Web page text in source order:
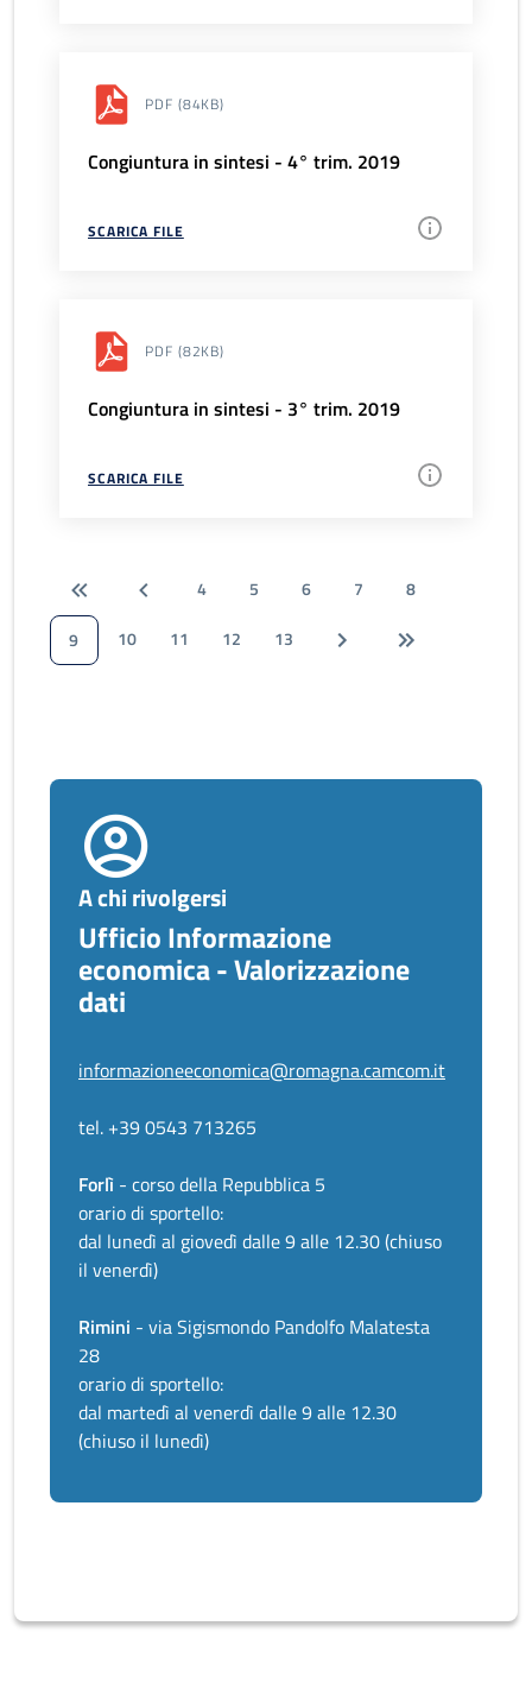
PDF (84KB)
Congiuntura in sintesi - 4° trim. 2019
SCARICA FILE
PDF (82KB)
Congiuntura in sintesi - 3° trim. 2019
SCARICA FILE
4 5 6 7
8
9
10 11 12 13
A chi rivolgersi
Ufficio Informazione
economica - Valorizzazione
dati
informazioneeconomica@romagna.camcom.it
tel. +39 0543 713265
Forlì - corso della Repubblica 5
orario di sportello:
dal lunedì al giovedì dalle 9 alle 12.30 (chiuso
il venerdì)
Rimini - via Sigismondo Pandolfo Malatesta
28
orario di sportello:
dal martedì al venerdì dalle 9 alle 12.30
(chiuso il lunedì)